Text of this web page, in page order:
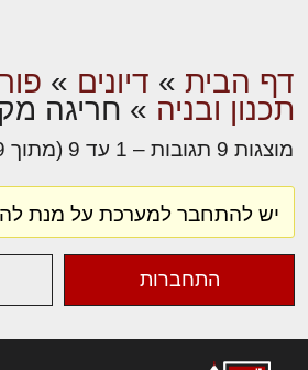
דף הבית » דיונים »
תכנון ובניה » חריגה
מוצגות 9 תגובות – 1 עד 9 (מתוך 9 סה״כ)
יש להתחבר למערכת על מנת
התחברות